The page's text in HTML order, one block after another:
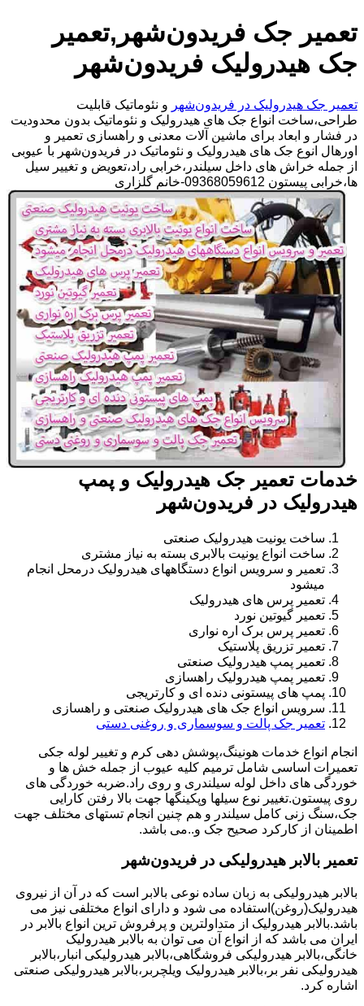
تعمیر جک فریدون‌شهر,تعمیر
جک هیدرولیک فریدون‌شهر
تعمیر جک هیدرولیک در فریدون‌شهر و نئوماتیک قابلیت
طراحی،ساخت انواع جک های هیدرولیک و نئوماتیک بدون محدودیت
در فشار و ابعاد برای ماشین آلات معدنی و راهسازی تعمیر و
اورهال انوع جک های هیدرولیک و نئوماتیک در فریدون‌شهر با عیوبی
از جمله خراش های داخل سیلندر،خرابی راد،تعویض و تغییر سیل
ها،خرابی پیستون 09368059612-خانم گلزاری
خدمات تعمیر جک هیدرولیک و پمپ
هیدرولیک در فریدون‌شهر
ساخت یونیت هیدرولیک صنعتی
ساخت انواع یونیت بالابری بسته به نیاز مشتری
تعمیر و سرویس انواع دستگاههای هیدرولیک درمحل انجام
میشود
تعمیر پرس های هیدرولیک
تعمیر گیوتین نورد
تعمیر پرس برک اره نواری
تعمیر تزریق پلاستیک
تعمیر پمپ هیدرولیک صنعتی
تعمیر پمپ هیدرولیک راهسازی
پمپ های پیستونی دنده ای و کارتریجی
سرویس انواع جک های هیدرولیک صنعتی و راهسازی
تعمیر جک پالت و سوسماری و روغنی دستی
انجام انواع خدمات هونینگ،پوشش دهی کرم و تغییر لوله جکی
تعمیرات اساسی شامل ترمیم کلیه عیوب از جمله خش ها و
خوردگی های داخل لوله سیلندری و روی راد.ضربه خوردگی های
روی پیستون.تغییر نوع سیلها وپکینگها جهت بالا رفتن کارایی
جک،سنگ زنی کامل سیلندر و هم چنین انجام تستهای مختلف جهت
اطمینان از کارکرد صحیح جک و..می باشد.
تعمیر بالابر هیدرولیکی در فریدون‌شهر
بالابر هیدرولیکی به زبان ساده نوعی بالابر است که در آن از نیروی
هیدرولیک(روغن)استفاده می شود و دارای انواع مختلفی نیز می
باشد.بالابر هیدرولیک از متداولترین و پرفروش ترین انواع بالابر در
ایران می باشد که از انواع آن می توان به بالابر هیدرولیک
خانگی،بالابر هیدرولیکی فروشگاهی،بالابر هیدرولیکی انبار،بالابر
هیدرولیکی نفر بر،بالابر هیدرولیک ویلچربر،بالابر هیدرولیکی صنعتی
اشاره کرد.